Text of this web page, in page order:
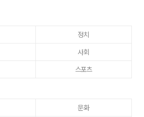
정치
사회
스포츠
문화